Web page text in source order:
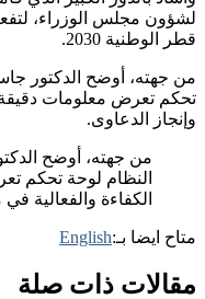
قطر الوطنية 2030.
من جهته، أوضح الدكتور
تحكم تعرض معلومات دقيقة
وإنجاز الدعاوى.
من جهته، أوضح
النظام لوحة تحكم
الكفاءة والفعالية
متاح ايضا بـ:English
مقالات ذات صلة